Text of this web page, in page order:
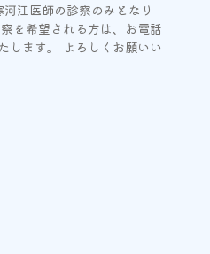
江医師の診察のみとなり
を希望される方は、お電話
します。 よろしくお願いい